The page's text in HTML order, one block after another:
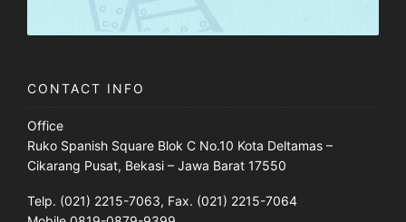
CONTACT INFO
Office
Ruko Spanish Square Blok C No.10 Kota Deltamas –
Cikarang Pusat, Bekasi – Jawa Barat 17550
Telp. (021) 2215-7063, Fax. (021) 2215-7064